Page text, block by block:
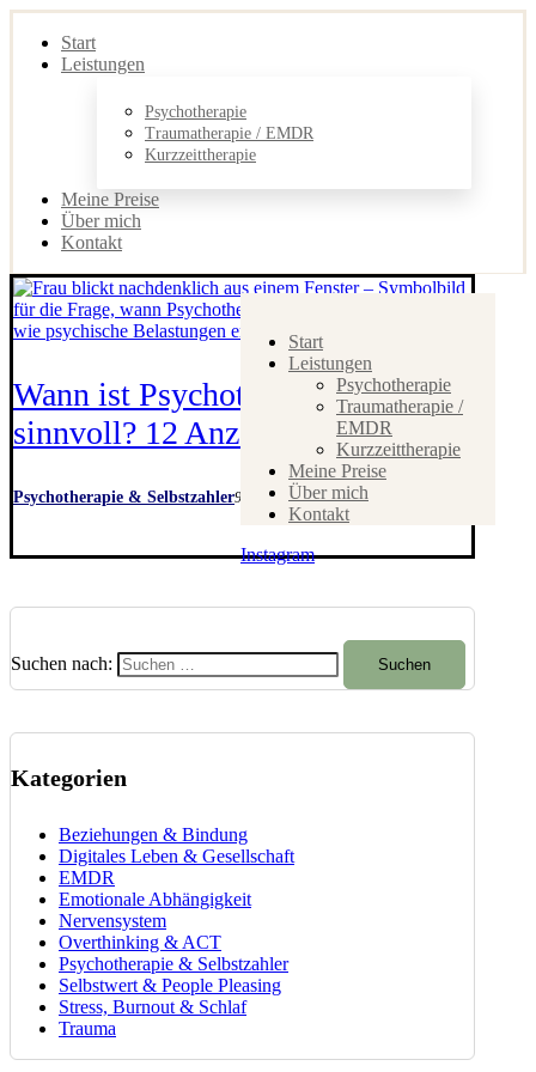
Start
Leistungen
Psychotherapie
Traumatherapie / EMDR
Kurzzeittherapie
Meine Preise
Über mich
Kontakt
Start
Leistungen
Psychotherapie
Traumatherapie /
EMDR
Kurzzeittherapie
Meine Preise
Über mich
Kontakt
Instagram
Wann ist Psychotherapie
sinnvoll? 12 Anzeichen erkennen
Psychotherapie & Selbstzahler9. Juni 2026
Suchen nach:
Kategorien
Beziehungen & Bindung
Digitales Leben & Gesellschaft
EMDR
Emotionale Abhängigkeit
Nervensystem
Overthinking & ACT
Psychotherapie & Selbstzahler
Selbstwert & People Pleasing
Stress, Burnout & Schlaf
Trauma